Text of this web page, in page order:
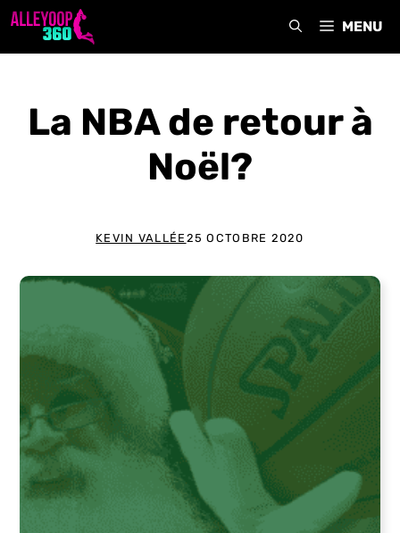
Aller
MENU
La NBA de retour à
Noël?
KEVIN VALLÉE 25 OCTOBRE 2020